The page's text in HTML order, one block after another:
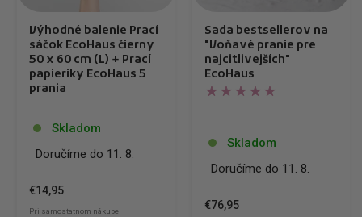
Výhodné balenie Prací
sáčok EcoHaus čierny
50 x 60 cm (L) + Prací
papieriky EcoHaus 5
prania
Skladom
Doručíme do 11. 8.
€14,95
Pri samostatnom nákupe
Sada bestsellerov na
"Voňavé pranie pre
najcitlivejších"
EcoHaus
Skladom
Doručíme do 11. 8.
€76,95